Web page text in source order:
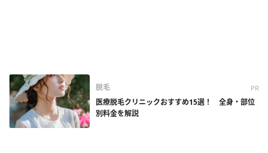
脱毛 PR
医療脱毛クリニックおすすめ15選！ 全身・部位
別料金を解説